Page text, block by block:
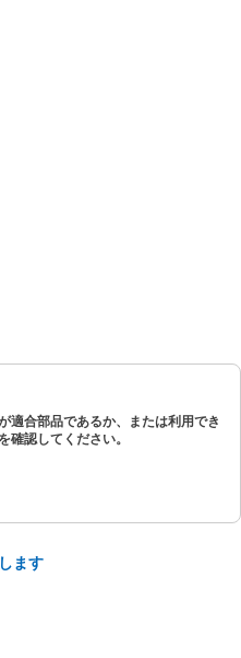
適合部品であるか、または利用でき
確認してください。
ます